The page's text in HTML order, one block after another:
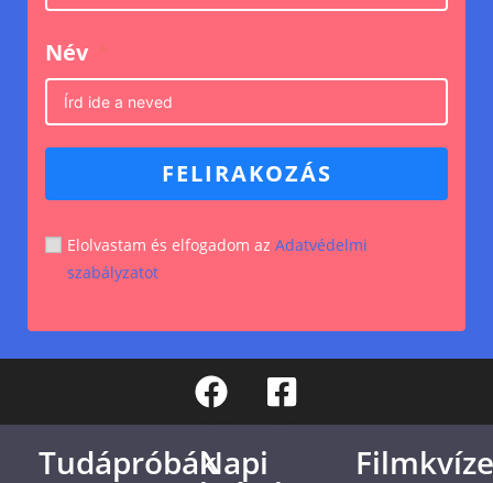
Név
FELIRAKOZÁS
Elolvastam és elfogadom az Adatvédelmi
szabályzatot
TudápróbákNapi